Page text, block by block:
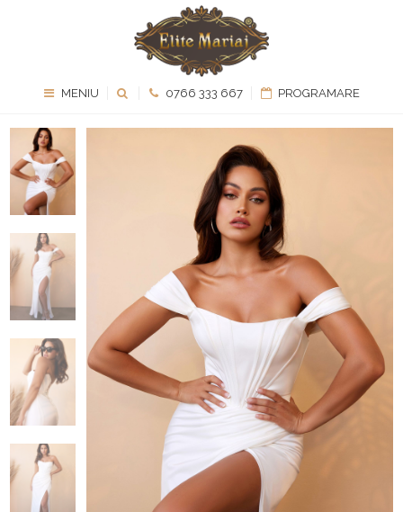
MENIU 0766 333 667 PROGRAMARE